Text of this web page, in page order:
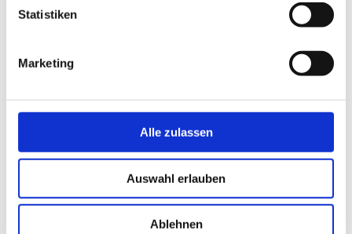
Statistiken
Marketing
Alle zulassen
Auswahl erlauben
Ablehnen